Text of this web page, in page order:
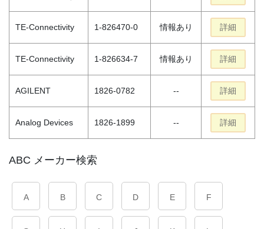
TE-Connectivity 1-826470-0 情報あり 詳細
TE-Connectivity 1-826634-7 情報あり 詳細
AGILENT 1826-0782 -- 詳細
Analog Devices 1826-1899 -- 詳細
ABC メーカー検索
A B C D E F